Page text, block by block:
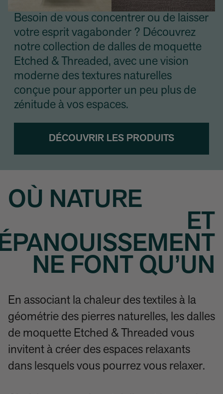
Besoin de vous concentrer ou de laisser
votre esprit vagabonder ? Découvrez
notre collection de dalles de moquette
Etched & Threaded, avec une vision
moderne des textures naturelles
conçue pour apporter un peu plus de
zénitude à vos espaces.
DÉCOUVRIR LES PRODUITS
OÙ NATURE
ET
NE FONT QU’UN
En associant la chaleur des textiles à la
géométrie des pierres naturelles, les dalles
de moquette Etched & Threaded vous
invitent à créer des espaces relaxants
dans lesquels vous pourrez vous relaxer.